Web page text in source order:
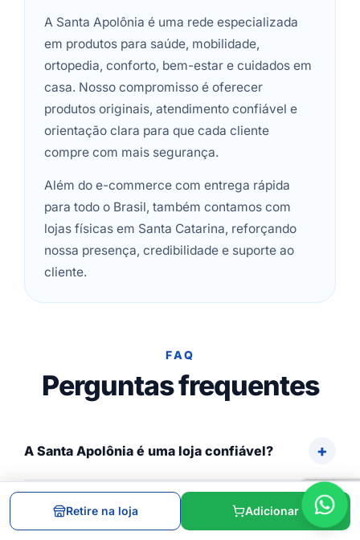
A Santa Apolônia é uma rede especializada
em produtos para saúde, mobilidade,
ortopedia, conforto, bem-estar e cuidados em
casa. Nosso compromisso é oferecer
produtos originais, atendimento confiável e
orientação clara para que cada cliente
compre com mais segurança.
Além do e-commerce com entrega rápida
para todo o Brasil, também contamos com
lojas físicas em Santa Catarina, reforçando
nossa presença, credibilidade e suporte ao
cliente.
FAQ
Perguntas frequentes
A Santa Apolônia é uma loja confiável?
Os produtos vendidos pela Santa Apolônia
são originais?
Retire na loja Adicionar